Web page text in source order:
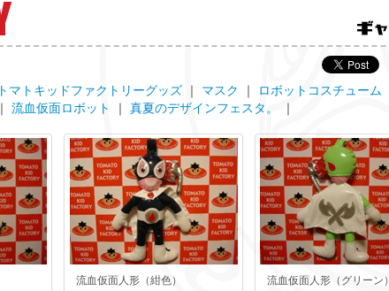
トマトキッドファクトリーグッズ ｜ マスク ｜ ロボットコスチューム
｜ 流血仮面ロボット ｜ 真夏のデザインフェスタ。 ｜
流血仮面人形（紺色） 流血仮面人形（グリーン）